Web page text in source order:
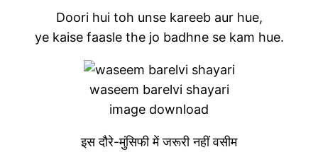
Doori hui toh unse kareeb aur hue,
ye kaise faasle the jo badhne se kam hue.
waseem barelvi shayari
image download
इस दौरे-मुंसिफी में जरूरी नहीं वसीम